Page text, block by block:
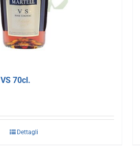
70cl.
Dettagli